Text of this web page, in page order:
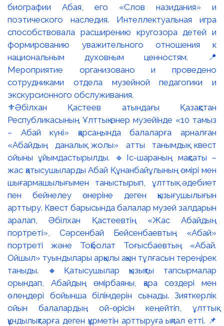
⚜️Әбілхан Қастеев атындағы Қазақстан
Республикасының Ұлттық өнер музейінде «10 тамыз
– Абай күні» қарсаңында балаларға арналған
«Абайдың даналық жолы» атты танымдық квест
ойыны ұйымдастырылды. 🔹Іс-шараның мақсаты –
жас қатысушыларды Абай Құнанбайұлының өмірі мен
шығармашылығымен таныстырып, ұлттық әдебиет
пен бейнелеу өнеріне деген қызығушылығын
арттыру. Квест барысында балалар музей залдарын
аралап, Әбілхан Қастеевтің «Жас Абайдың
портреті», Сәрсенбай Бейсенбаевтың «Абай»
портреті және Тоқболат Тоғысбаевтың «Абай.
Ойшыл» туындылары арқылы ақын тұлғасын тереңірек
таныды. 🔸Қатысушылар қызықты тапсырмалар
орындап, Абайдың өмірбаяны, қара сөздері мен
өлеңдері бойынша білімдерін сынады. Зияткерлік
ойын балалардың ой-өрісін кеңейтіп, ұлттық
құндылықтарға деген құрметін арттыруға ықпал етті. 📌